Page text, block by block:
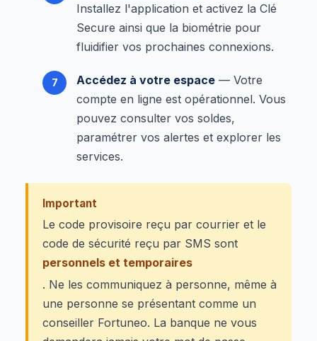
Installez l'application et activez la Clé
Secure ainsi que la biométrie pour
fluidifier vos prochaines connexions.
Accédez à votre espace — Votre
compte en ligne est opérationnel. Vous
pouvez consulter vos soldes,
paramétrer vos alertes et explorer les
services.
Important
Le code provisoire reçu par courrier et le
code de sécurité reçu par SMS sont
personnels et temporaires
. Ne les communiquez à personne, même à
une personne se présentant comme un
conseiller Fortuneo. La banque ne vous